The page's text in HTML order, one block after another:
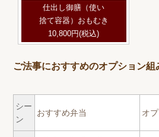
仕出し御膳（使い
捨て容器）おもむき
10,800円(税込)
ご法事におすすめのオプション組
シー
ン
おすすめ弁当 オ